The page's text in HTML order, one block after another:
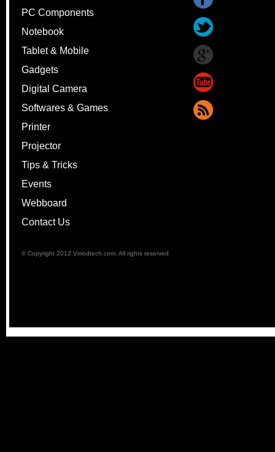
PC Components
Notebook
Tablet & Mobile
Gadgets
Digital Camera
Softwares & Games
Printer
Projector
Tips & Tricks
Events
Webboard
Contact Us
© Copyright 2012 Vmodtech.com. All rights reserved